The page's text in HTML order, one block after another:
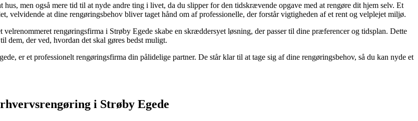
men også mere tid til at nyde andre ting i livet, da du slipper for den tidskrævende opgave med at rengøre dit hjem selv. Et
velvidende at dine rengøringsbehov bliver taget hånd om af professionelle, der forstår vigtigheden af et rent og velplejet miljø.
rengøringsfirma i Strøby Egede skabe en skræddersyet løsning, der passer til dine præferencer og tidsplan. Dette
dem, der ved, hvordan det skal gøres bedst muligt.
er et professionelt rengøringsfirma din pålidelige partner. De står klar til at tage sig af dine rengøringsbehov, så du kan nyde et
i Strøby Egede